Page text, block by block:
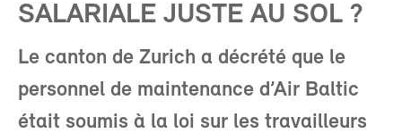
SALARIALE JUSTE AU SOL ?
Le canton de Zurich a décrété que le
personnel de maintenance d’Air Baltic
était soumis à la loi sur les travailleurs